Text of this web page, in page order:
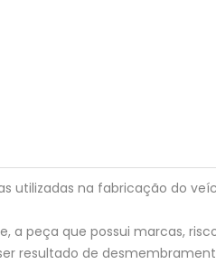
utilizadas na fabricação do
a peça que possui marcas,
resultado de